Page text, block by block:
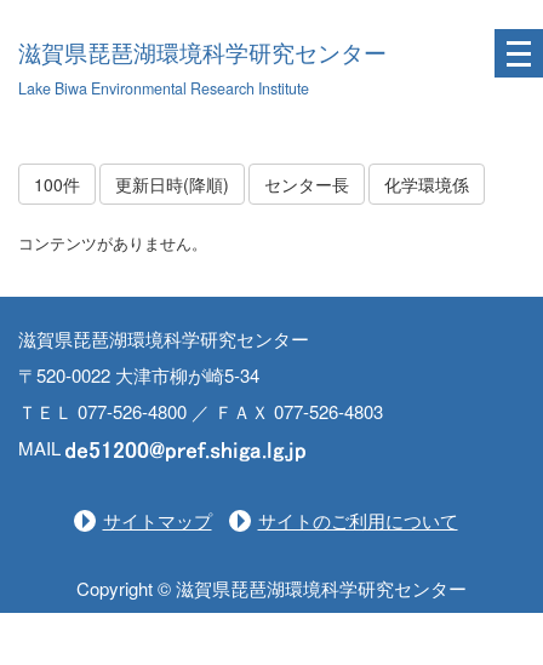
滋賀県琵琶湖環境科学研究センター
Lake Biwa Environmental Research Institute
100件 更新日時(降順) センター長 化学環境係
コンテンツがありません。
滋賀県琵琶湖環境科学研究センター
〒520-0022 大津市柳が崎5-34
ＴＥＬ 077-526-4800 ／ ＦＡＸ 077-526-4803
MAIL
サイトマップ サイトのご利用について
Copyright © 滋賀県琵琶湖環境科学研究センター